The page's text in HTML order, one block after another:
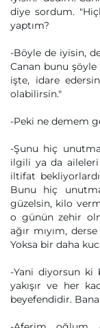
diye sordum.
yaptım?
-Böyle de iyisin,
Canan bunu şöyle
işte, idare
olabilirsin."
-Peki ne demem
-Şunu hiç
ilgili ya da
iltifat
Bunu hiç
güzelsin, kilo
o günün zehir
ağır mıyım,
Yoksa bir daha
-Yani diyorsun ki
yakışır ve her
beyefendidir.